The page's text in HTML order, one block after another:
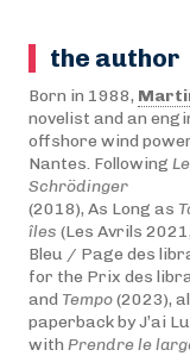
the author
Born in 1988,
novelist and an
offshore wind
Nantes. Following
Schrödinger
(2018), As Long as
îles (Les Avrils
Bleu / Page des
for the Prix des
and Tempo(2023),
paperback by J’ai
with Prendre le